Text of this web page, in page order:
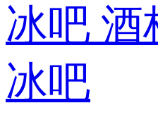
冰吧 酒
冰吧